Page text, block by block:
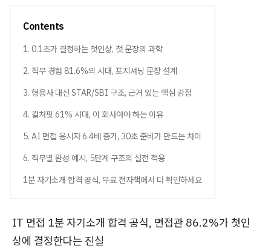
Contents
1. 0.1초가 결정하는 첫인상, 첫 문장의 과학
2. 직무 경험 81.6%의 시대, 포지셔닝 문장 설계
3. 형용사 대신 STAR/SBI 구조, 근거 있는 핵심 강점
4. 컬처핏 61% 시대, 이 회사여야 하는 이유
5. AI 면접 응시자 6.4배 증가, 30초 준비가 만드는 차이
6. 직무별 완성 예시, 5단계 구조의 실전 적용
1분 자기소개 합격 공식, 무료 전자책에서 더 확인하세요
IT 면접 1분 자기소개 합격 공식, 면접관 86.2%가 첫인
상에 결정한다는 진실